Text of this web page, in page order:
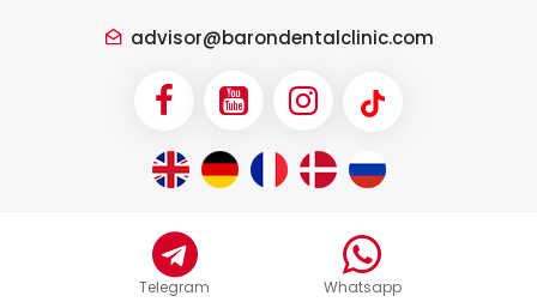
advisor@barondentalclinic.com
Telegram Whatsapp